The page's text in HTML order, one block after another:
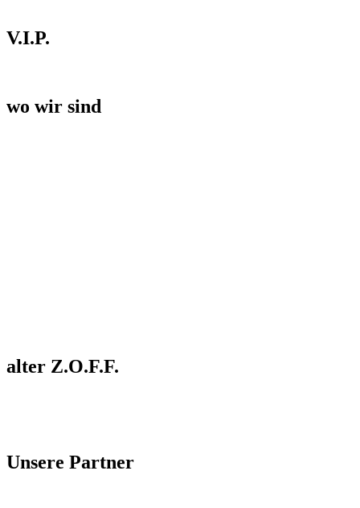
V.I.P.
wo wir sind
alter Z.O.F.F.
Unsere Partner